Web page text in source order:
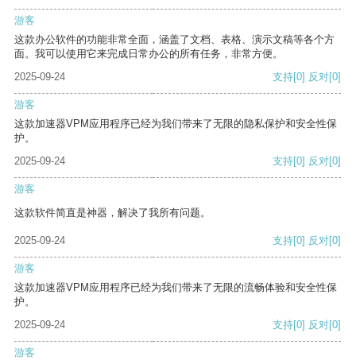
游客
这款办公软件的功能非常全面，涵盖了文档、表格、演示文稿等各个方
面。我可以使用它来完成日常办公的所有任务，非常方便。
2025-09-24
支持[0] 反对[0]
游客
这款加速器VPM应用程序已经为我们带来了无限的隐私保护和安全性保
护。
2025-09-24
支持[0] 反对[0]
游客
这款软件简直是神器，解决了我所有问题。
2025-09-24 支持[0] 反对[0]
游客
这款加速器VPM应用程序已经为我们带来了无限的流畅体验和安全性保
护。
2025-09-24
支持[0] 反对[0]
游客